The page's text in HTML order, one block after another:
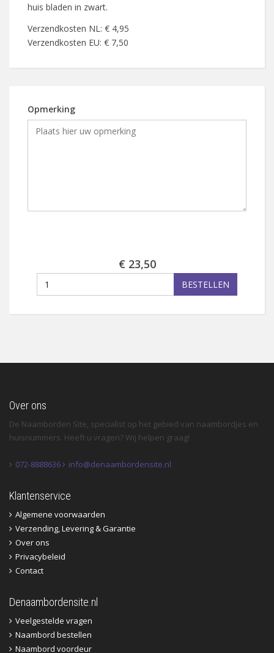
huis bladen in zwart.
Verzendkosten NL: € 4,95
Verzendkosten EU: € 7,50
Opmerking
€ 23,50
BESTELLEN
Over ons
De Naamborden Site, specialist op het gebied van naambordjes en
huisnummers. Heeft u vragen? Wij helpen graag!
072-8888636 info@denaambordensite.nl
Klantenservice
Algemene voorwaarden
Verzending, Levering & Garantie
Over ons
Privacybeleid
Contact
Denaambordensite.nl
Veelgestelde vragen
Naambord bestellen
Naambord voordeur